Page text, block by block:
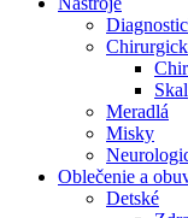
Meradlá
Misky
Oblečenie a
Detské